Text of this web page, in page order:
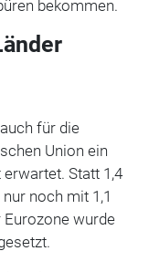
bekommen.
für die
Union ein
Statt 1,4
noch mit 1,1
Eurozone wurde